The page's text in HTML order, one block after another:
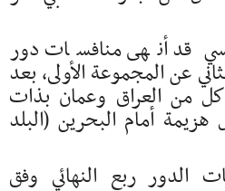
قد أنهى منافسات دور
عن المجموعة الأولى، بعد
من العراق وعمان بذات
هزيمة أمام البحرين (البلد
الدور ربع النهائي وفق